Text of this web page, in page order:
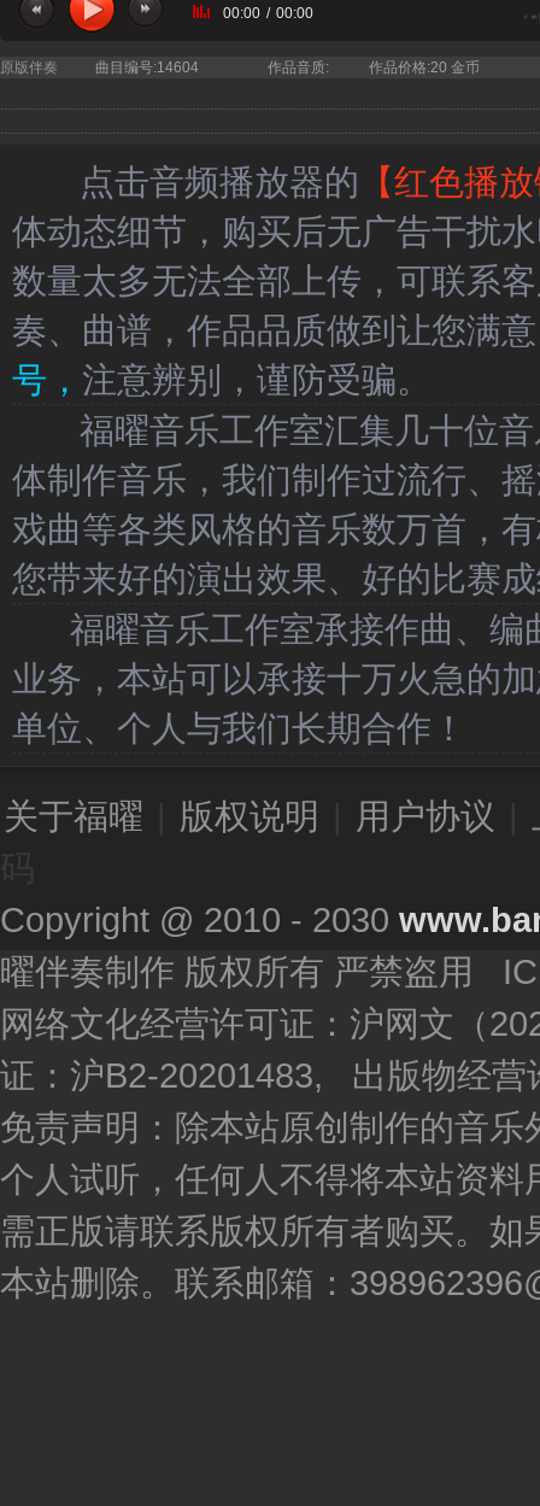
当前曲目：还珠格格 小燕子 -
00:00 / 00:00
原版伴奏 曲目编号:14604 作品音质: 作品价格:20 金币
点击音频播放器的 【红色播
体动态细节，购买后无广告干扰
数量太多无法全部上传，可联系
奏、曲谱，作品品质做到让您满
号， 注意辨别，谨防受骗。
福曜音乐工作室汇集几十位音
体制作音乐，我们制作过流行、
戏曲等各类风格的音乐数万首，
您带来好的演出效果、好的比赛
福曜音乐工作室承接作曲、编
业务，本站可以承接十万火急的
单位、个人与我们长期合作！
关于福曜 版权说明 用户协议
Copyright @ 2010 - 2030
曜伴奏制作 版权所有 严禁盗用
网络文化经营许可证：沪网文（
证：沪B2-20201483, 出版物经营
免责声明：除本站原创制作的音
个人试听，任何人不得将本站资
需正版请联系版权所有者购买。
本站删除。联系邮箱：